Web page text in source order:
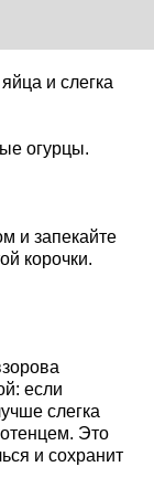
и слегка
огурцы.
и запекайте
корочки.
если
слегка
Это
и сохранит